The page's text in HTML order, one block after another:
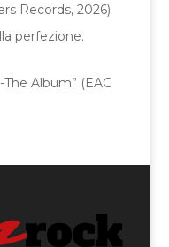
Records, 2026)
perfezione.
Album” (EAG